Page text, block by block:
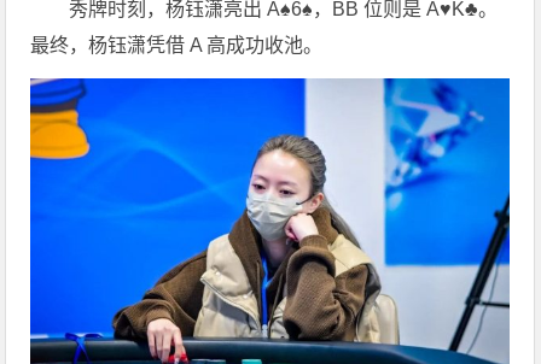
秀牌时刻，杨钰潇亮出 A♠6♠，BB 位则是 A♥K♣。
最终，杨钰潇凭借 A 高成功收池。